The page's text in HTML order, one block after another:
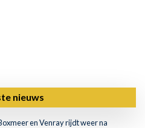
nieuws
en Venray rijdt weer na